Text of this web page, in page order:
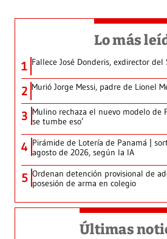
Lo más
1 Fallece José Donderis, exdirector del
2 Murió Jorge Messi, padre de Lionel
3 Mulino rechaza el nuevo modelo de
se tumbe eso’
4 Pirámide de Lotería de Panamá |
agosto de 2026, según la IA
5 Ordenan detención provisional de
posesión de arma en colegio
Últimas